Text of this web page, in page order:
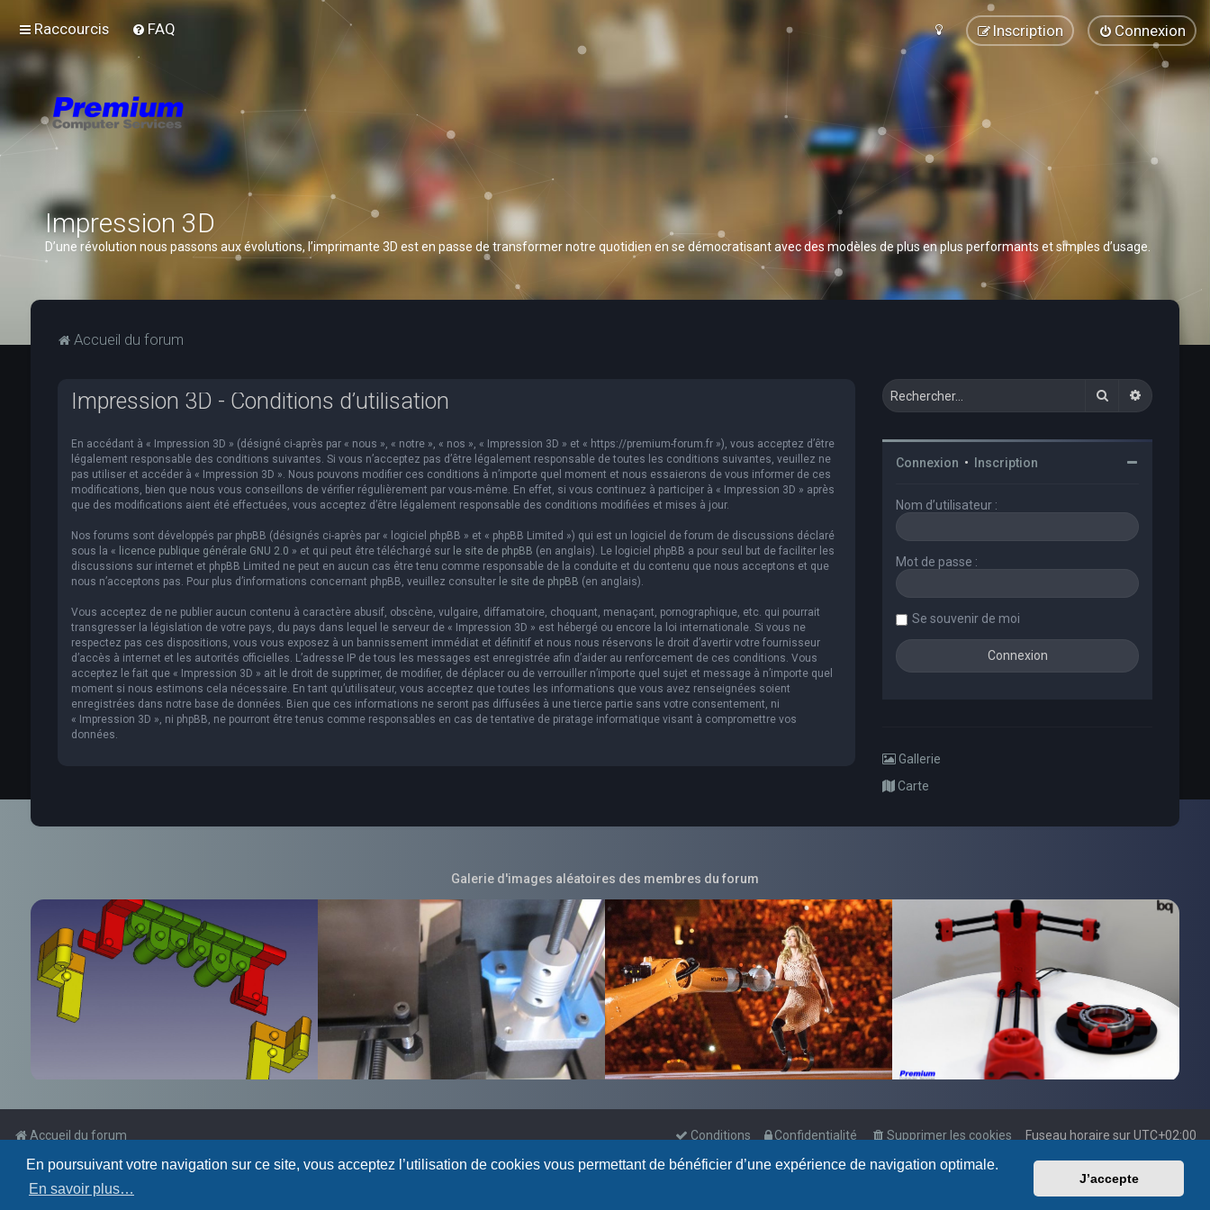
En poursuivant votre navigation sur ce site, vous acceptez l’utilisation de cookies vous permettant de bénéficier d’une expérience de navigation optimale.
En savoir plus…
J’accepte
Raccourcis FAQ Connexion
Inscription
Impression 3D
D’une révolution nous passons aux évolutions, l’imprimante 3D est en passe de transformer notre quotidien en se démocratisant avec des modèles de plus en plus performants et simples d’usage.
Accueil du forum
Impression 3D - Conditions d’utilisation
En accédant à « Impression 3D » (désigné ci-après par « nous », « notre », « nos », « Impression 3D » et « https://premium-forum.fr »), vous acceptez d’être
légalement responsable des conditions suivantes. Si vous n’acceptez pas d’être légalement responsable de toutes les conditions suivantes, veuillez ne
pas utiliser et accéder à « Impression 3D ». Nous pouvons modifier ces conditions à n’importe quel moment et nous essaierons de vous informer de ces
modifications, bien que nous vous conseillons de vérifier régulièrement par vous-même. En effet, si vous continuez à participer à « Impression 3D » après
que des modifications aient été effectuées, vous acceptez d’être légalement responsable des conditions modifiées et mises à jour.
Nos forums sont développés par phpBB (désignés ci-après par « logiciel phpBB » et « phpBB Limited ») qui est un logiciel de forum de discussions déclaré
sous la « licence publique générale GNU 2.0 » et qui peut être téléchargé sur le site de phpBB (en anglais). Le logiciel phpBB a pour seul but de faciliter les
discussions sur internet et phpBB Limited ne peut en aucun cas être tenu comme responsable de la conduite et du contenu que nous acceptons et que
nous n’acceptons pas. Pour plus d’informations concernant phpBB, veuillez consulter le site de phpBB (en anglais).
Vous acceptez de ne publier aucun contenu à caractère abusif, obscène, vulgaire, diffamatoire, choquant, menaçant, pornographique, etc. qui pourrait
transgresser la législation de votre pays, du pays dans lequel le serveur de « Impression 3D » est hébergé ou encore la loi internationale. Si vous ne
respectez pas ces dispositions, vous vous exposez à un bannissement immédiat et définitif et nous nous réservons le droit d’avertir votre fournisseur
d’accès à internet et les autorités officielles. L’adresse IP de tous les messages est enregistrée afin d’aider au renforcement de ces conditions. Vous
acceptez le fait que « Impression 3D » ait le droit de supprimer, de modifier, de déplacer ou de verrouiller n’importe quel sujet et message à n’importe quel
moment si nous estimons cela nécessaire. En tant qu’utilisateur, vous acceptez que toutes les informations que vous avez renseignées soient
enregistrées dans notre base de données. Bien que ces informations ne seront pas diffusées à une tierce partie sans votre consentement, ni
« Impression 3D », ni phpBB, ne pourront être tenus comme responsables en cas de tentative de piratage informatique visant à compromettre vos
données.
Rechercher
Connexion • Inscription
Nom d’utilisateur :
Mot de passe :
Se souvenir de moi
Gallerie
Carte
Galerie d'images aléatoires des membres du forum
Accueil du forum Fuseau horaire surUTC+02:00
Supprimer les cookies
Confidentialité
Conditions
Powered by phpBB
Traduction française officielle